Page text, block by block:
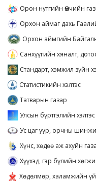
Орон нутгийн Өмчийн
Орхон аймаг дахь
Орхон аймгийн
Санхүүгийн хяналт,
Стандарт, хэмжил зүйн
Статистикийн хэлтэс
Татварын газар
Улсын бүртгэлийн хэлтэс
Ус цаг уур, орчны
Хүнс, хөдөө аж ахуйн
Хүүхэд, гэр бүлийн
Хөдөлмөр, халамжийн